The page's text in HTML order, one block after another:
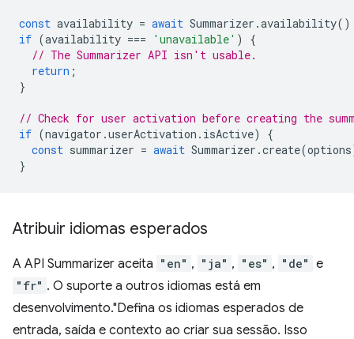
const availability = await Summarizer .availability
if (availability === 'unavailable' )
{
// The Summarizer API isn't usable.
return ;
}
// Check for user activation before creating the
if (navigator .userActivation . isActive)
{
const summarizer = await Summarizer .create(options
}
Atribuir idiomas esperados
A API Summarizer aceita "en" , "ja" , "es" , "de" e
"fr" . O suporte a outros idiomas está em
desenvolvimento."Defina os idiomas esperados de
entrada, saída e contexto ao criar sua sessão. Isso